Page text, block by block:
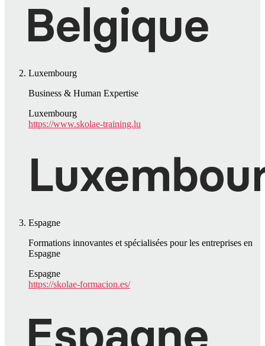
Luxembourg
Business & Human Expertise
Luxembourg
https://www.skolae-training.lu
Espagne
Formations innovantes et spécialisées pour les entreprises en
Espagne
Espagne
https://skolae-formacion.es/